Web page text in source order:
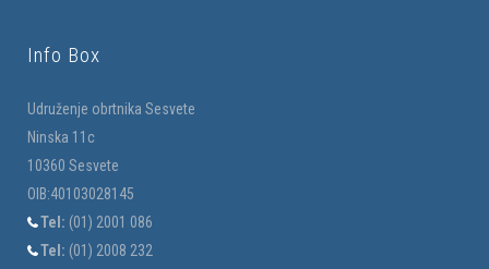
Info Box
Udruženje obrtnika Sesvete
Ninska 11c
10360 Sesvete
OIB:40103028145
Tel: (01) 2001 086
Tel: (01) 2008 232